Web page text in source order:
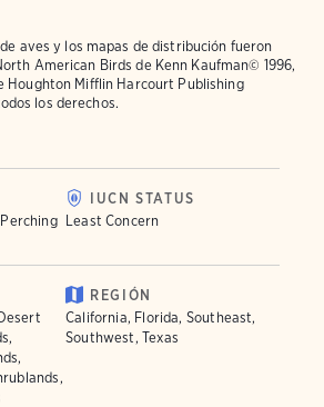
aves y los mapas de distribución fueron
American Birds de Kenn Kaufman© 1996,
Houghton Mifflin Harcourt Publishing
los derechos.
IUCN STATUS
Least Concern
REGIÓN
California, Florida, Southeast,
Southwest, Texas